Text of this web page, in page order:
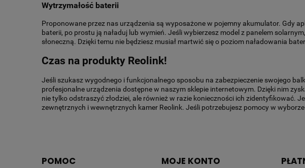
Wytrzymałość baterii
Proponowane przez nas urządzenia są wyposażone w pojemny akumulator. Gdy
baterii, po prostu ją naładuj lub wymień. Jeśli wybierzesz model z panelem
słoneczną. Dzięki temu nie będziesz musiał martwić się o poziom naładowania
Czas na produkty Reolink!
Jeśli szukasz wygodnego i funkcjonalnego sposobu na zabezpieczenie swojego
profesjonalne urządzenia dostępne w naszym sklepie internetowym. Dzięki nim
nie tylko odstraszyć złodziei, ale również w razie konieczności ich zidentyfikować.
zewnętrznych i wewnętrznych kamer Reolink. Jeśli potrzebujesz pomocy w
POMOC MOJE KONTO